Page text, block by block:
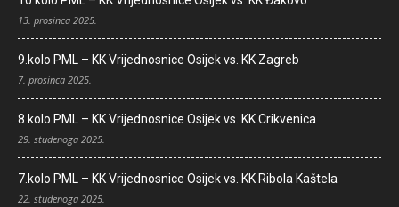
13. prosinca 2025.
9.kolo PML – KK Vrijednosnice Osijek vs. KK Zagreb
7. prosinca 2025.
8.kolo PML – KK Vrijednosnice Osijek vs. KK Crikvenica
29. studenoga 2025.
7.kolo PML – KK Vrijednosnice Osijek vs. KK Ribola Kaštela
22. studenoga 2025.